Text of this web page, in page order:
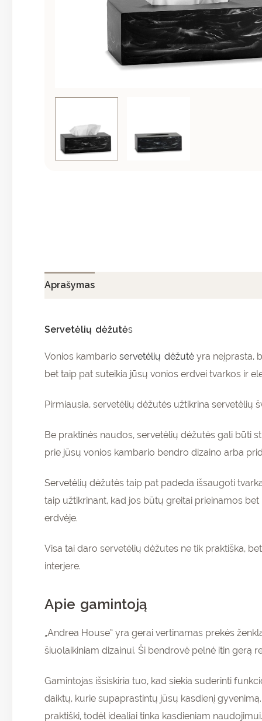
Aprašymas
Servetėlių dėžutės
Vonios kambario servetėlių dėžutė yra neįprasta,
bet taip pat suteikia jūsų vonios erdvei tvarkos ir
Pirmiausia, servetėlių dėžutės užtikrina
Be praktinės naudos, servetėlių dėžutės gali būti
prie jūsų vonios kambario bendro dizaino arba
Servetėlių dėžutės taip pat padeda išsaugoti
taip užtikrinant, kad jos būtų greitai prieinamos
erdvėje.
Visa tai daro servetėlių dėžutes ne tik praktiška,
interjere.
Apie gamintoją
„Andrea House” yra gerai vertinamas prekės
šiuolaikiniam dizainui. Ši bendrovė pelnė itin gerą
Gamintojas išsiskiria tuo, kad siekia suderinti
daiktų, kurie supaprastintų jūsų kasdienį
praktiški, todėl idealiai tinka kasdieniam naudojimui.